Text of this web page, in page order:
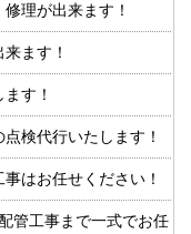
理が出来ます！
ます！
す！
検代行いたします！
はお任せください！
管工事まで一式でお任